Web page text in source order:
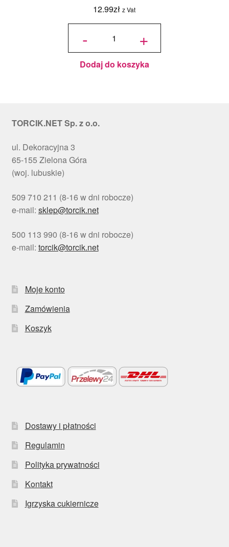
12.99zł z Vat
-
ilość
okrągły
Choinki
Ø 30
cm, h 1
cm - PC
+
Dodaj do koszyka
TORCIK.NET Sp. z o.o.
ul. Dekoracyjna 3
65-155 Zielona Góra
(woj. lubuskie)
509 710 211 (8-16 w dni robocze)
e-mail: sklep@torcik.net
500 113 990 (8-16 w dni robocze)
e-mail: torcik@torcik.net
Moje konto
Zamówienia
Koszyk
Dostawy i płatności
Regulamin
Polityka prywatności
Kontakt
Igrzyska cukiernicze